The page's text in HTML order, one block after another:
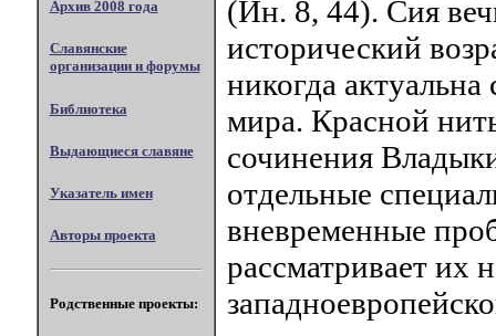
Архив 2008 года
Славянские
организации и форумы
Библиотека
Выдающиеся славяне
Указатель имен
Авторы проекта
Родственные проекты:
(Ин. 8, 44). Сия
исторический
никогда актуальна
мира. Красной
сочинения
отдельные
вневременные
рассматривает их